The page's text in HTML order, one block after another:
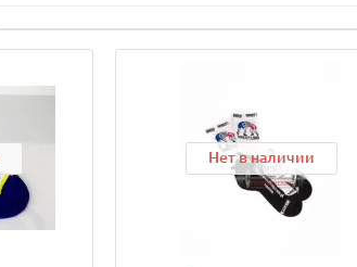
Нет в наличии